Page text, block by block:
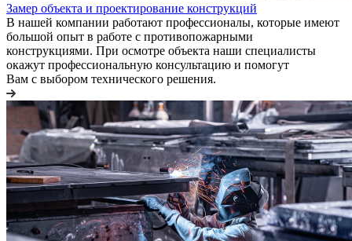
Замер объекта и проектирование конструкций
В нашей компании работают профессионалы, которые имеют
большой опыт в работе с противопожарными
конструкциями. При осмотре объекта наши специалисты
окажут профессиональную консультацию и помогут
Вам с выбором технического решения.